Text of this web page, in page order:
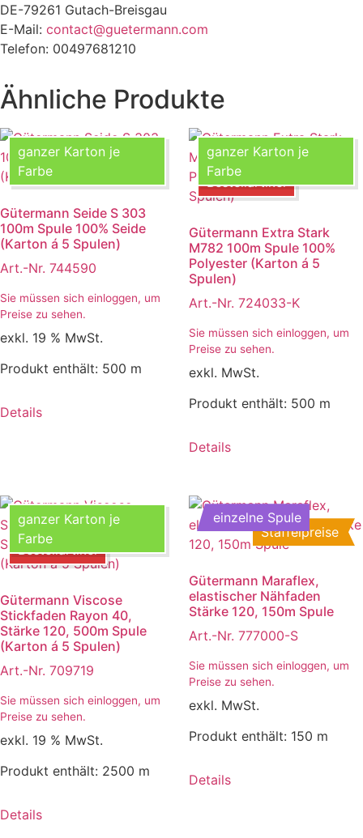
DE-79261 Gutach-Breisgau
E-Mail: contact@guetermann.com
Telefon: 00497681210
Ähnliche Produkte
Bestellartikel
ganzer Karton je
Farbe
Gütermann Seide S 303
100m Spule 100% Seide
(Karton á 5 Spulen)
Art.-Nr. 744590
Sie müssen sich einloggen, um
Preise zu sehen.
exkl. 19 % MwSt.
Produkt enthält: 500 m
Details
Bestellartikel
ganzer Karton je
Farbe
Gütermann Extra Stark
M782 100m Spule 100%
Polyester (Karton á 5
Spulen)
Art.-Nr. 724033-K
Sie müssen sich einloggen, um
Preise zu sehen.
exkl. MwSt.
Produkt enthält: 500 m
Details
Bestellartikel
ganzer Karton je
Farbe
Gütermann Viscose
Stickfaden Rayon 40,
Stärke 120, 500m Spule
(Karton á 5 Spulen)
Art.-Nr. 709719
Sie müssen sich einloggen, um
Preise zu sehen.
exkl. 19 % MwSt.
Produkt enthält: 2500 m
Details
Staffelpreise
einzelne Spule
Gütermann Maraflex,
elastischer Nähfaden
Stärke 120, 150m Spule
Art.-Nr. 777000-S
Sie müssen sich einloggen, um
Preise zu sehen.
exkl. MwSt.
Produkt enthält: 150 m
Details